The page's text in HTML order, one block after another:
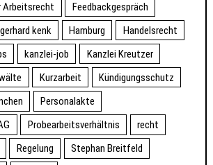
Arbeitsrecht
Feedbackgespräch
gerhard kenk Hamburg
Handelsrecht
kanzlei-job
Kanzlei Kreutzer
Kurzarbeit
Kündigungsschutz
Personalakte
Probearbeitsverhältnis
recht
Regelung
Stephan Breitfeld